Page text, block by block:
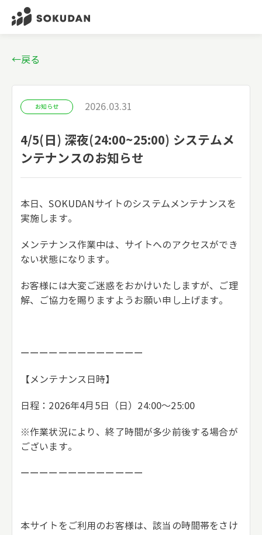
←戻る
お知らせ 2026.03.31
4/5(日) 深夜(24:00~25:00) システムメ
ンテナンスのお知らせ
本日、SOKUDANサイトのシステムメンテナンスを
実施します。
メンテナンス作業中は、サイトへのアクセスができ
ない状態になります。
お客様には大変ご迷惑をおかけいたしますが、ご理
解、ご協力を賜りますようお願い申し上げます。
ーーーーーーーーーーーーー
【メンテナンス日時】
日程：2026年4月5日（日）24:00～25:00
※作業状況により、終了時間が多少前後する場合が
ございます。
ーーーーーーーーーーーーー
本サイトをご利用のお客様は、該当の時間帯をさけ